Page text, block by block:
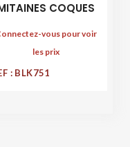
COQUES
vous pour voir
les prix
: BLK751